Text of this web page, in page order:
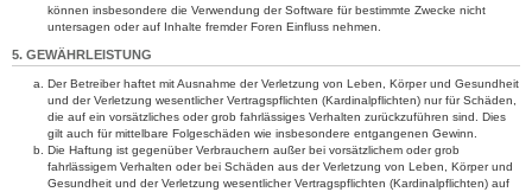
können insbesondere die Verwendung der Software für bestimmte Zwecke nicht
untersagen oder auf Inhalte fremder Foren Einfluss nehmen.
5. GEWÄHRLEISTUNG
Der Betreiber haftet mit Ausnahme der Verletzung von Leben, Körper und Gesundheit
und der Verletzung wesentlicher Vertragspflichten (Kardinalpflichten) nur für Schäden,
die auf ein vorsätzliches oder grob fahrlässiges Verhalten zurückzuführen sind. Dies
gilt auch für mittelbare Folgeschäden wie insbesondere entgangenen Gewinn.
Die Haftung ist gegenüber Verbrauchern außer bei vorsätzlichem oder grob
fahrlässigem Verhalten oder bei Schäden aus der Verletzung von Leben, Körper und
Gesundheit und der Verletzung wesentlicher Vertragspflichten (Kardinalpflichten) auf